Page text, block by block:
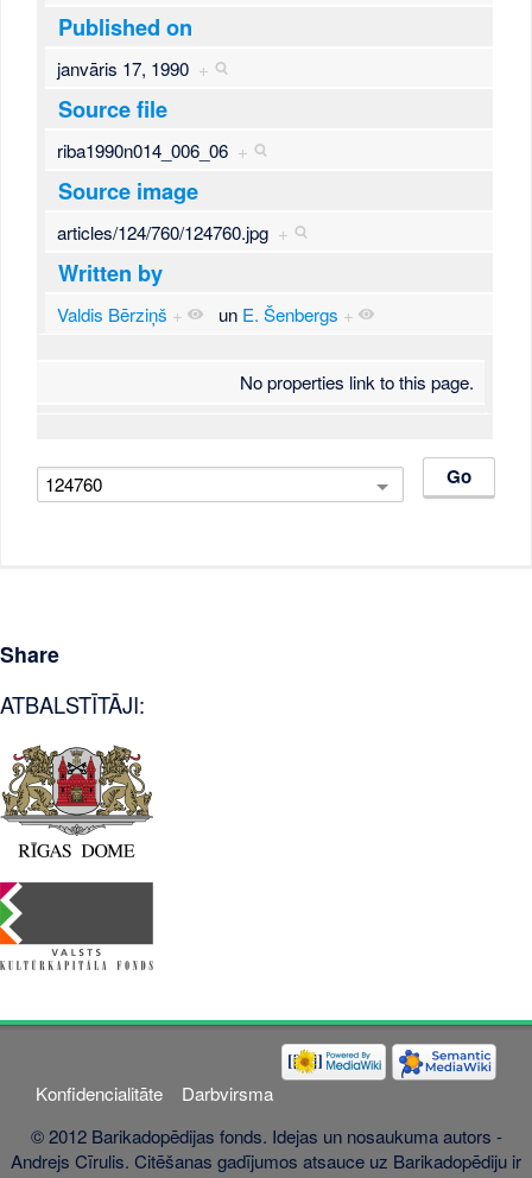
Published on
janvāris 17, 1990 +
Source file
riba1990n014_006_06 +
Source image
articles/124/760/124760.jpg +
Written by
Valdis Bērziņš + un E. Šenbergs +
No properties link to this page.
Share
ATBALSTĪTĀJI:
Konfidencialitāte
Darbvirsma
© 2012 Barikadopēdijas fonds. Idejas un nosaukuma autors -
Andrejs Cīrulis. Citēšanas gadījumos atsauce uz Barikadopēdiju ir